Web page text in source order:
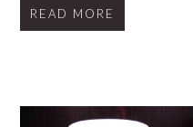
READ MORE